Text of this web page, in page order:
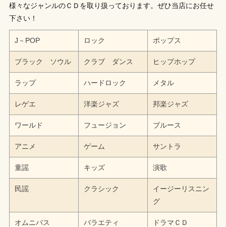
様々なジャンルのＣＤを取り扱っております。ぜひ当店にお任せ
下さい！
J－POP ロック ポップス
ブラック ソウル クラブ ダンス ヒップホップ
ラップ ハードロック メタル
レゲエ 洋楽ジャズ 邦楽ジャズ
ワールド フュージョン ブルース
アニメ ゲーム サントラ
童謡 キッズ 演歌
民謡 クラシック
イージーリスニン
グ
オムニバス バラエティ ドラマＣＤ